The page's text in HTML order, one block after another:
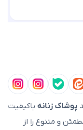
می‌کند.
اگر بافت
بار استفاده و
می‌دهد. گپ‌های
پوشاک زنانه باکیفیت
و متنوع را از